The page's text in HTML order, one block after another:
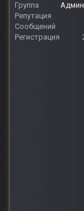
Группа
Репутация
Сообщений
Регистрация